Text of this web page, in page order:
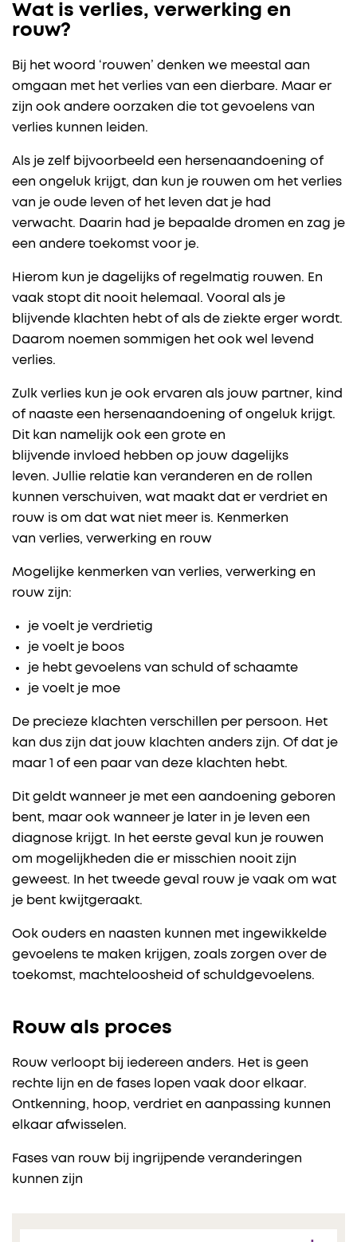
Wat is verlies, verwerking en
rouw?
Bij het woord ‘rouwen’ denken we meestal aan
omgaan met het verlies van een dierbare. Maar er
zijn ook andere oorzaken die tot gevoelens van
verlies kunnen leiden.
Als je zelf bijvoorbeeld een hersenaandoening of
een ongeluk krijgt, dan kun je rouwen om het verlies
van je oude leven of het leven dat je had
verwacht. Daarin had je bepaalde dromen en zag je
een andere toekomst voor je.
Hierom kun je dagelijks of regelmatig rouwen. En
vaak stopt dit nooit helemaal. Vooral als je
blijvende klachten hebt of als de ziekte erger wordt.
Daarom noemen sommigen het ook wel levend
verlies.
Zulk verlies kun je ook ervaren als jouw partner, kind
of naaste een hersenaandoening of ongeluk krijgt.
Dit kan namelijk ook een grote en
blijvende invloed hebben op jouw dagelijks
leven. Jullie relatie kan veranderen en de rollen
kunnen verschuiven, wat maakt dat er verdriet en
rouw is om dat wat niet meer is. Kenmerken
van verlies, verwerking en rouw
Mogelijke kenmerken van verlies, verwerking en
rouw zijn:
je voelt je verdrietig
je voelt je boos
je hebt gevoelens van schuld of schaamte
je voelt je moe
De precieze klachten verschillen per persoon. Het
kan dus zijn dat jouw klachten anders zijn. Of dat je
maar 1 of een paar van deze klachten hebt.
Dit geldt wanneer je met een aandoening geboren
bent, maar ook wanneer je later in je leven een
diagnose krijgt. In het eerste geval kun je rouwen
om mogelijkheden die er misschien nooit zijn
geweest. In het tweede geval rouw je vaak om wat
je bent kwijtgeraakt.
Ook ouders en naasten kunnen met ingewikkelde
gevoelens te maken krijgen, zoals zorgen over de
toekomst, machteloosheid of schuldgevoelens.
Rouw als proces
Rouw verloopt bij iedereen anders. Het is geen
rechte lijn en de fases lopen vaak door elkaar.
Ontkenning, hoop, verdriet en aanpassing kunnen
elkaar afwisselen.
Fases van rouw bij ingrijpende veranderingen
kunnen zijn